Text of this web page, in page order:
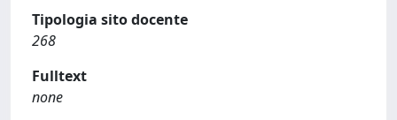
Tipologia sito docente
268
Fulltext
none